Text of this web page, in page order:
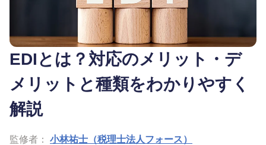
EDIとは？対応のメリット・デ
メリットと種類をわかりやすく
解説
監修者： 小林祐士（税理士法人フォース）